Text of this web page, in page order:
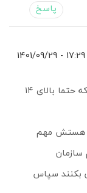
پاسخ
17:29 - 1401/09/29
چرا همیشه معدل را ملاک قرار میدهند که حتما بالای ۱۴
چه اشکالی داره کسی معدلش ۱۲ یا ۱۳ هستش مهم
بکنند سپاس